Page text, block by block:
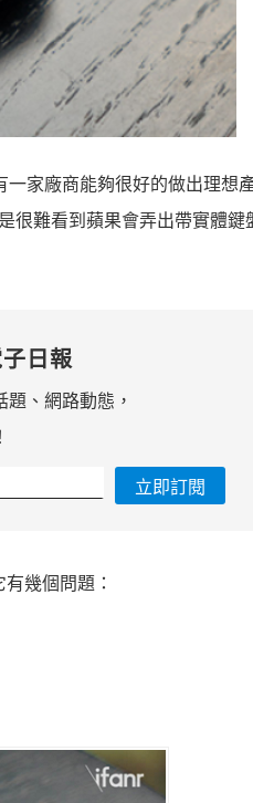
家廠商能夠很好的做出理想
很難看到蘋果會弄出帶實體鍵
日報
、網路動態，
立即訂閱
幾個問題：